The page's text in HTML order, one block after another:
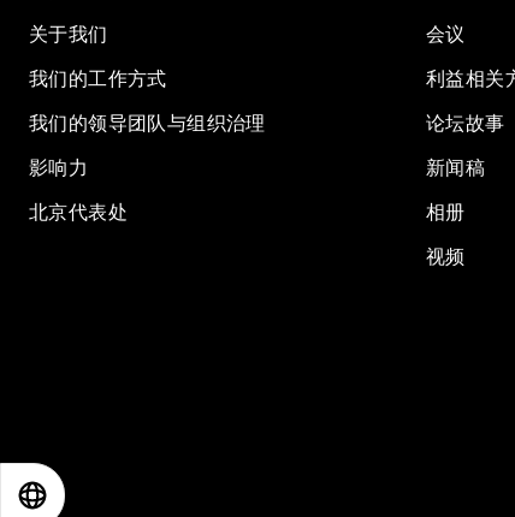
关于我们
我们的工作方式
我们的领导团队与组织治理
影响力
北京代表处
会议
利益相关
论坛故事
新闻稿
相册
视频